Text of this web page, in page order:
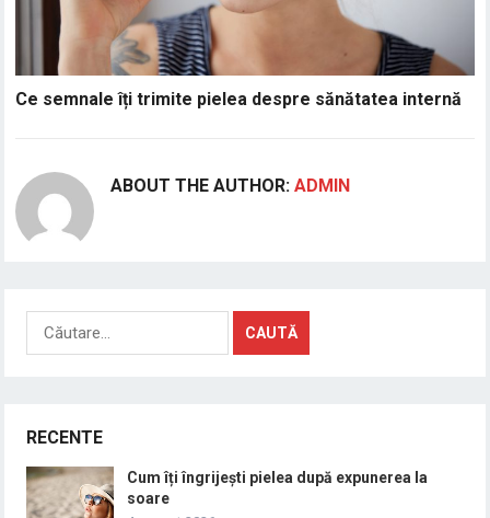
Ce semnale îți trimite pielea despre sănătatea internă
ABOUT THE AUTHOR:ADMIN
Caută
RECENTE
Cum îți îngrijești pielea după expunerea la
soare